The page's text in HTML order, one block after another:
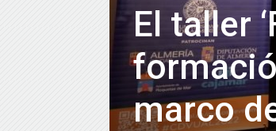
El taller
marco